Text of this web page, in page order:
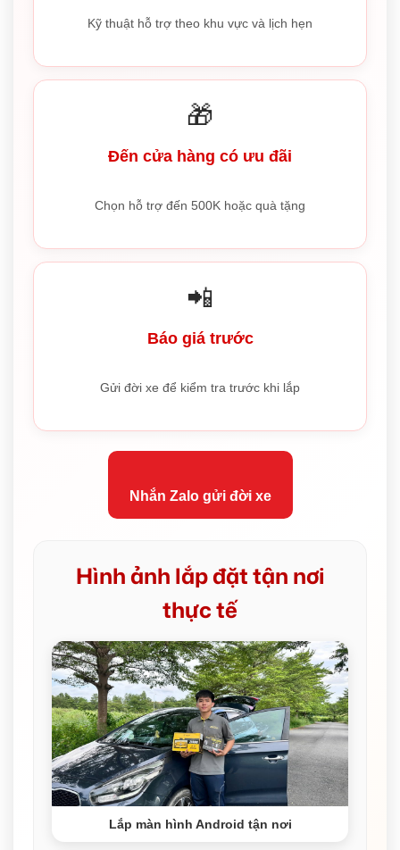
Kỹ thuật hỗ trợ theo khu vực và lịch hẹn
🎁
Đến cửa hàng có ưu đãi
Chọn hỗ trợ đến 500K hoặc quà tặng
📲
Báo giá trước
Gửi đời xe để kiểm tra trước khi lắp
Nhắn Zalo gửi đời xe
Hình ảnh lắp đặt tận nơi
thực tế
Lắp màn hình Android tận nơi